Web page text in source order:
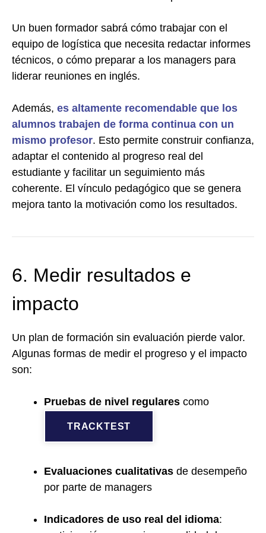
Un buen formador sabrá cómo trabajar con el
equipo de logística que necesita redactar informes
técnicos, o cómo preparar a los managers para
liderar reuniones en inglés.
Además, es altamente recomendable que los
alumnos trabajen de forma continua con un
mismo profesor. Esto permite construir confianza,
adaptar el contenido al progreso real del
estudiante y facilitar un seguimiento más
coherente. El vínculo pedagógico que se genera
mejora tanto la motivación como los resultados.
6. Medir resultados e
impacto
Un plan de formación sin evaluación pierde valor.
Algunas formas de medir el progreso y el impacto
son:
Pruebas de nivel regulares como
TRACKTEST
Evaluaciones cualitativas de desempeño
por parte de managers
Indicadores de uso real del idioma: